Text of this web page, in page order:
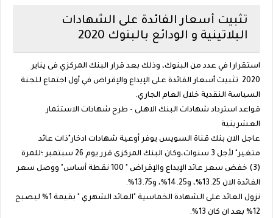
تثبيت أسعار الفائدة على الشهادات
البلاتينية و الودائع بالبنوك 2020
استقرارا في عدد من البنوك، وذلك بعد قرار البنك المركزي فى يناير
2020 تثبيت أسعار الفائدة على الإيداع والإقراض في أول اجتماع للجنة
السياسة النقدية خلال العام الجاري.
قواعد استرداد شهادات البنك الاهلى - طرح شهادات الاستثمار
العشرينية
عاجل الان بنك قناة السويس يوفر أوعية شهادات ادخار"ذات عائد
متغير" لأجل 3 سنوات،وكان البنك المركزى قرر يوم 26 سبتمبر ؛للمرة
(3) خفض سعر عائد الإيداع والإقراض " 100 نقطة أساس" ووصل سعر
الفائدة الان 13.25%، و14.25%، و13.75%.
نزول العائد على الشهادة الخماسية "العائد الشهري " بقيمة 1% ليصبح
12% بعد ان كان 13%.